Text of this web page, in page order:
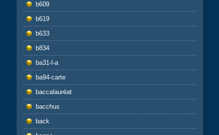
b609
b619
b633
b834
ba31-l-a
ba94-carte
baccalauréat
bacchus
back